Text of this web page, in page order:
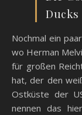
Ducks
Nochmal ein
wo Herman
für großen
hat, der den
Ostküste der
nennen das